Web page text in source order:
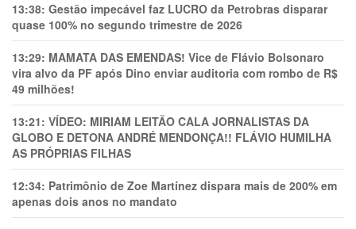
13:38: Gestão impecável faz LUCRO da Petrobras disparar
quase 100% no segundo trimestre de 2026
13:29: MAMATA DAS EMENDAS! Vice de Flávio Bolsonaro
vira alvo da PF após Dino enviar auditoria com rombo de R$
49 milhões!
13:21: VÍDEO: MIRIAM LEITÃO CALA JORNALISTAS DA
GLOBO E DETONA ANDRÉ MENDONÇA!! FLÁVIO HUMILHA
AS PRÓPRIAS FILHAS
12:34: Patrimônio de Zoe Martínez dispara mais de 200% em
apenas dois anos no mandato